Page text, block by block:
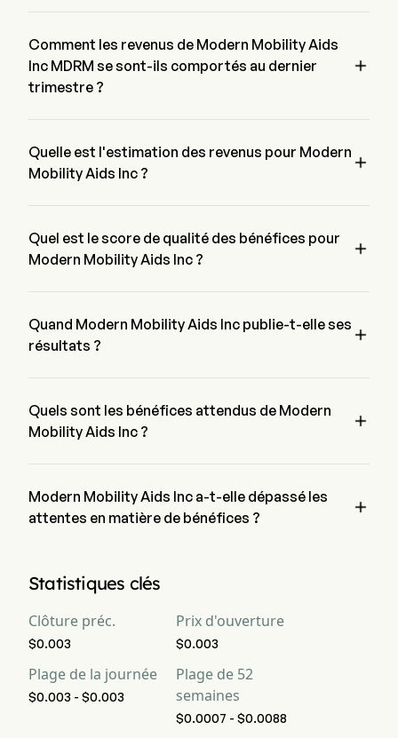
Comment les revenus de Modern Mobility Aids
Inc MDRM se sont-ils comportés au dernier
trimestre ?

Quelle est l'estimation des revenus pour Modern
Mobility Aids Inc ?

Quel est le score de qualité des bénéfices pour
Modern Mobility Aids Inc ?

rentabilité, croissance, génération de trésorerie et allocation
de capital, et effet de levier.
Quand Modern Mobility Aids Inc publie-t-elle ses
résultats ?

Quels sont les bénéfices attendus de Modern
Mobility Aids Inc ?

Modern Mobility Aids Inc a-t-elle dépassé les
attentes en matière de bénéfices ?

Statistiques clés
Clôture préc.
$0.003
Prix d'ouverture
$0.003
Plage de la journée
$0.003 - $0.003
Plage de 52
semaines
$0.0007 - $0.0088